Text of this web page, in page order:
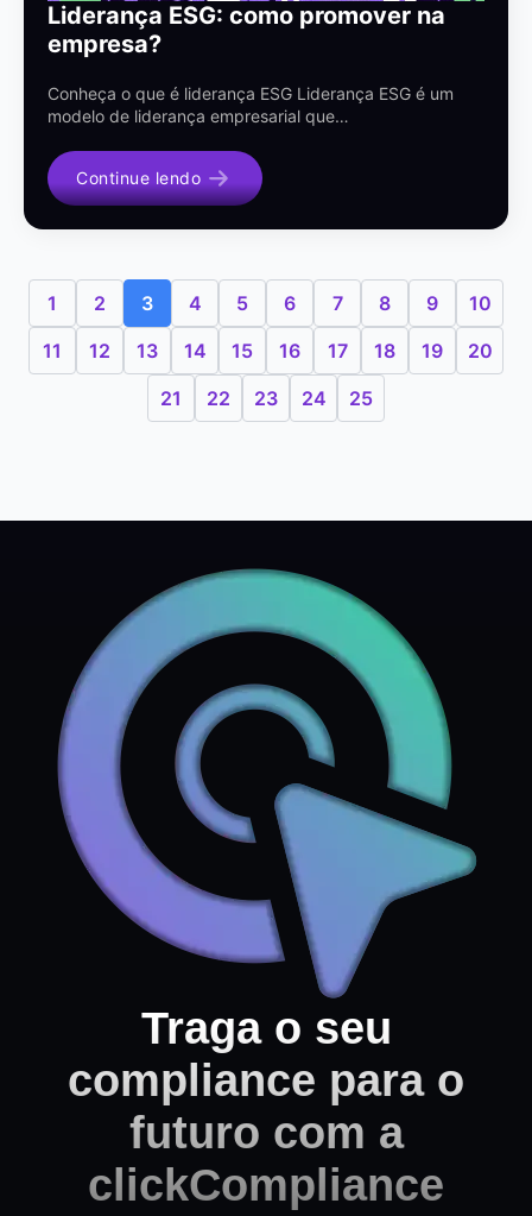
Liderança ESG: como promover na
empresa?
Conheça o que é liderança ESG Liderança ESG é um
modelo de liderança empresarial que…
Continue lendo
1 2 3 4 5 6 7 8 9
10
11
12 13 14 15 16 17 18 19
20
21
22 23 24 25
Traga o seu
compliance para o
futuro com a
clickCompliance